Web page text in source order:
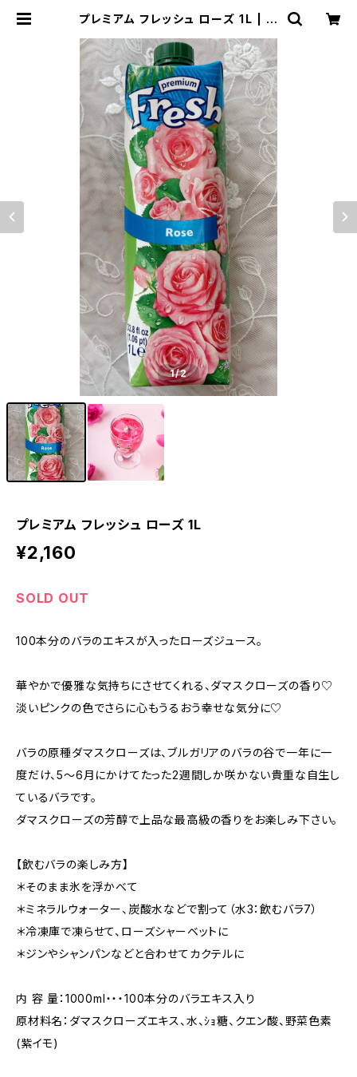
プレミアム フレッシュ ローズ 1L | 株
1/2
プレミアム フレッシュ ローズ 1L
¥2,160
SOLD OUT
100本分のバラのエキスが入ったローズジュース。
華やかで優雅な気持ちにさせてくれる、ダマスクローズの香り♡
淡いピンクの色でさらに心もうるおう幸せな気分に♡
バラの原種ダマスクローズは、ブルガリアのバラの谷で一年に一
度だけ、5～6月にかけてたった2週間しか咲かない貴重な自生し
ているバラです。
ダマスクローズの芳醇で上品な最高級の香りをお楽しみ下さい。
【飲むバラの楽しみ方】
＊そのまま氷を浮かべて
＊ミネラルウォーター、炭酸水などで割って（水3：飲むバラ7）
＊冷凍庫で凍らせて、ローズシャーベットに
＊ジンやシャンパンなどと合わせてカクテルに
内 容 量：1000ml・・・100本分のバラエキス入り
原材料名：ダマスクローズエキス、水、ｼｮ糖、クエン酸、野菜色素
(紫イモ)